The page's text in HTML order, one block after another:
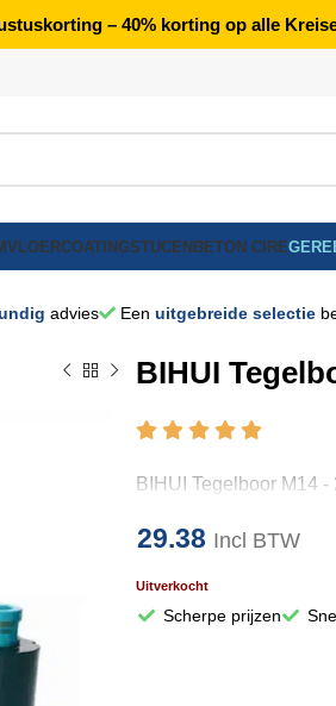
– 40% korting op alle
VLOERCOATINGSTUCENBETON CIRE
advies Een uitgebreide selectie
BIHUI
BIHUI Tegelboor M14 -
29.38 Incl BTW
Uitverkocht
Scherpe prijzen